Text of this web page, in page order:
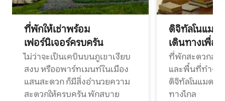
ที่พักให้เช่าพร้อม
เฟอร์นิเจอร์ครบครัน
ไม่ว่าจะเป็นเคบินบนภูเขาเงียบ
สงบ หรืออพาร์ทเมนท์ในเมือง
แสนสะดวก ก็มีสิ่งอำนวยความ
สะดวกให้ครบครัน พักสบาย
ดิจิทัลโนแมด
เดินทางเพื่อ
ที่พักสะดวกสบ
และพื้นที่ทำงา
ดิจิทัลโนแมดแ
ทางไกล